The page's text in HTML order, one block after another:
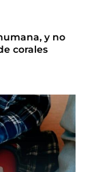
y no
corales